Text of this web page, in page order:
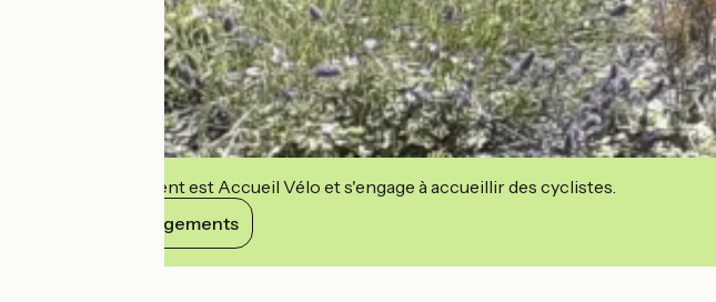
Cet établissement est Accueil Vélo et s'engage à accueillir des cyclistes.
Voir ses engagements